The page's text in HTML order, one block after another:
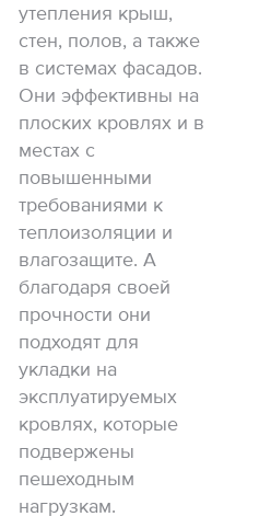
утепления крыш,
стен, полов, а также
в системах фасадов.
Они эффективны на
плоских кровлях и в
местах с
повышенными
требованиями к
теплоизоляции и
влагозащите. А
благодаря своей
прочности они
подходят для
укладки на
эксплуатируемых
кровлях, которые
подвержены
пешеходным
нагрузкам.